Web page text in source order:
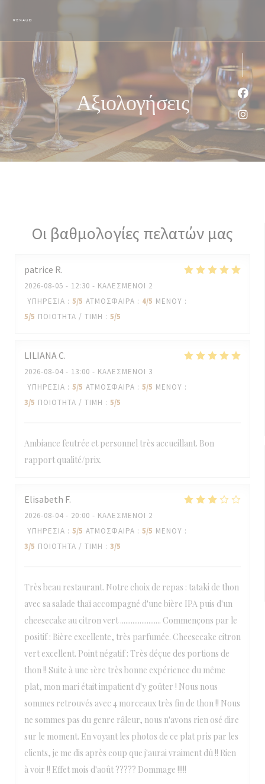
Αξιολογήσεις
Οι βαθμολογίες πελατών μας
patrice R
2026-08-05 - 12:30 - ΚΑΛΕΣΜΈΝΟΙ 2
ΥΠΗΡΕΣΊΑ : 5/5 ΑΤΜΌΣΦΑΙΡΑ : 4/5 ΜΕΝΟΎ :
5/5 ΠΟΙΌΤΗΤΑ / ΤΙΜΉ : 5/5
LILIANAC
2026-08-04 - 13:00 - ΚΑΛΕΣΜΈΝΟΙ 3
ΥΠΗΡΕΣΊΑ : 5/5 ΑΤΜΌΣΦΑΙΡΑ : 5/5 ΜΕΝΟΎ :
3/5 ΠΟΙΌΤΗΤΑ / ΤΙΜΉ : 5/5
Ambiance feutrée et personnel très accueillant. Bon
rapport qualité/prix.
Elisabeth F
2026-08-04 - 20:00 - ΚΑΛΕΣΜΈΝΟΙ 2
ΥΠΗΡΕΣΊΑ : 5/5 ΑΤΜΌΣΦΑΙΡΑ : 5/5 ΜΕΝΟΎ :
3/5 ΠΟΙΌΤΗΤΑ / ΤΙΜΉ : 3/5
Très beau restaurant. Notre choix de repas : tataki de thon
avec sa salade thaï accompagné d'une bière IPA puis d'un
cheesecake au citron vert ....................... Commençons par le
positif : Bière excellente, très parfumée. Cheesecake citron
vert excellent. Point négatif : Très déçue des portions de
thon !! Suite à une 1ère très bonne expérience du même
plat, mon mari était impatient d'y goûter ! Nous nous
sommes retrouvés avec 4 morceaux très fin de thon !! Nous
ne sommes pas du genre râleur, nous n'avons rien osé dire
sur le moment. En voyant les photos de ce plat pris par les
clients, je me dis après coup que j'aurai vraiment dû !! Rien
à voir !! Effet mois d'août ????? Dommage !!!!!